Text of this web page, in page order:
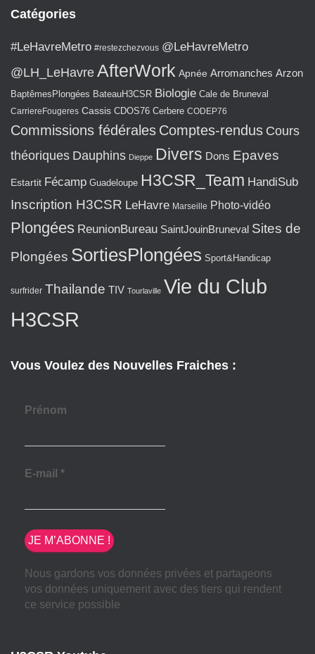
Catégories
#LeHavreMetro #restezchezvous @LeHavreMetro
@LH_LeHavre AfterWork Apnée Arromanches Arzon
BaptêmesPlongées BateauH3CSR Biologie Cale de Bruneval
CarriereFougeres Cassis CDOS76 Cerbere CODEP76
Commissions fédérales Comptes-rendus Cours
théoriques Dauphins Dieppe Divers Dons Epaves
Estartit Fécamp Guadeloupe H3CSR_Team HandiSub
Inscription H3CSR LeHavre Marseille Photo-vidéo
Plongées ReunionBureau SaintJouinBruneval Sites de
Plongées SortiesPlongées Sport&Handicap
surfrider Thailande TIV Tourlaville Vie du Club
H3CSR
Vous Voulez des Nouvelles Fraiches :
Prénom
E-mail *
Nous gardons vos données privées et partageons
vos données uniquement avec des tiers qui rendent
ce service possible